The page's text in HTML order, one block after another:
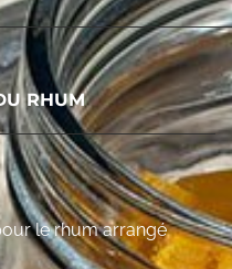
RHUM
le rhum arrangé